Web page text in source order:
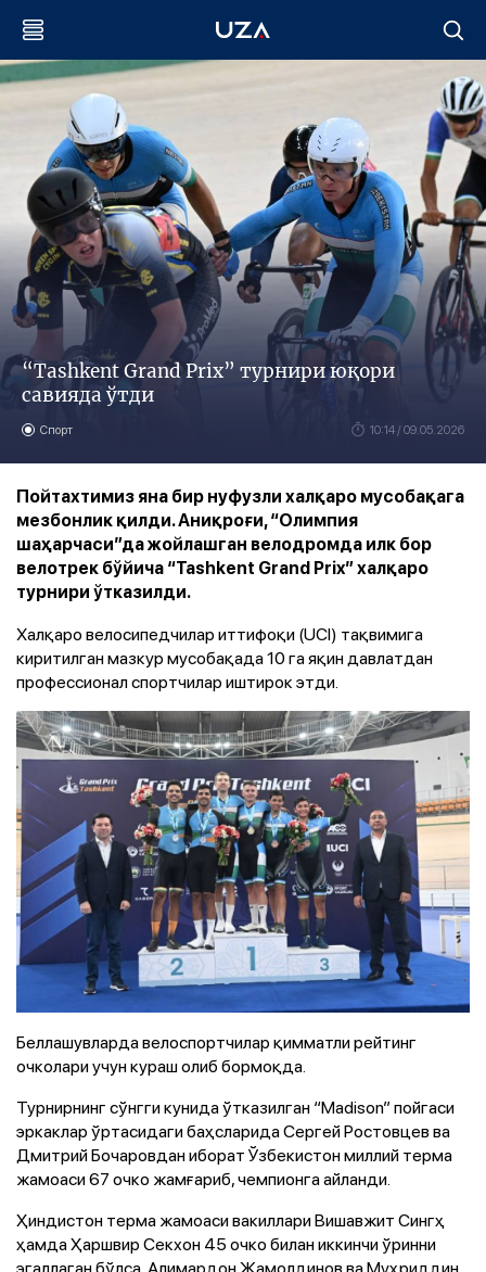
“Tashkent Grand Prix” турнири юқори
савияда ўтди
Спорт 10:14 / 09.05.2026
Пойтахтимиз яна бир нуфузли халқаро мусобақага
мезбонлик қилди. Аниқроғи, “Олимпия
шаҳарчаси”да жойлашган велодромда илк бор
велотрек бўйича “Tashkent Grand Prix” халқаро
турнири ўтказилди.
Халқаро велосипедчилар иттифоқи (UCI) тақвимига
киритилган мазкур мусобақада 10 га яқин давлатдан
профессионал спортчилар иштирок этди.
Беллашувларда велоспортчилар қимматли рейтинг
очколари учун кураш олиб бормоқда.
Турнирнинг сўнгги кунида ўтказилган “Madison” пойгаси
эркаклар ўртасидаги баҳсларида Сергей Ростовцев ва
Дмитрий Бочаровдан иборат Ўзбекистон миллий терма
жамоаси 67 очко жамғариб, чемпионга айланди.
Ҳиндистон терма жамоаси вакиллари Вишавжит Сингҳ
ҳамда Ҳаршвир Секхон 45 очко билан иккинчи ўринни